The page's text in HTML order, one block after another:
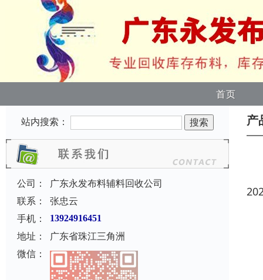
首页
站内搜索：
公司：
广东永发布料辅料回收公司
联系：
张忠云
手机：
13924916451
地址：
广东省珠江三角洲
微信：
产